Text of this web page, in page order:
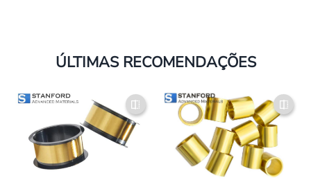
ÚLTIMAS RECOMENDAÇÕES